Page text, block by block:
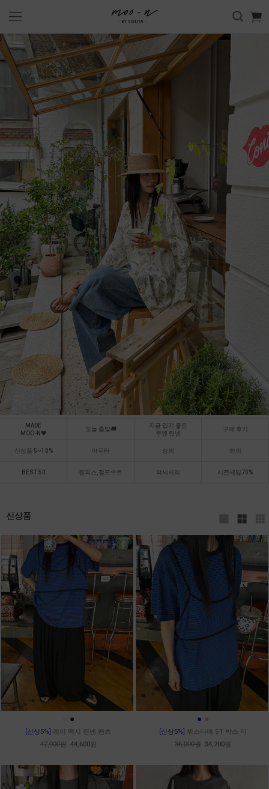
MADE
MOO-N🖤
오늘 출발🚚
지금 입기 좋은
무엔 린넨
구매 후기
신상품 5~10% 아우터 상의 하의
BEST 50 원피스,점프수트 액세서리 시즌세일70%
신상품
●
[신상5%] 레이 맥시 린넨 팬츠
47,000원 44,600원
● ●
[신상5%] 뷔스티에 ST 박스 티
36,000원 34,200원